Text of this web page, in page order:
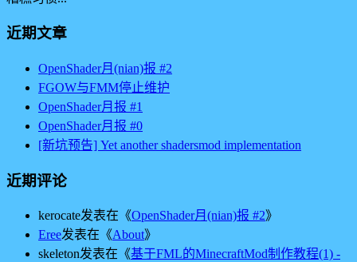
近期文章
OpenShader月(nian)报 #2
FGOW与FMM停止维护
OpenShader月报 #1
OpenShader月报 #0
[新坑预告] Yet another shadersmod implementation
近期评论
kerocate发表在《OpenShader月(nian)报 #2》
Eree发表在《About》
skeleton发表在《基于FML的MinecraftMod制作教程(1) -